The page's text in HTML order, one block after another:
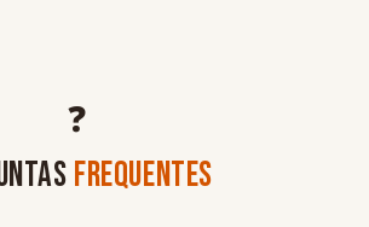
❓
FREQUENTES